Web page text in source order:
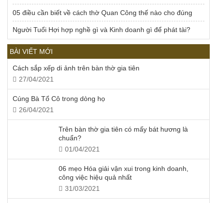
05 điều cần biết về cách thờ Quan Công thế nào cho đúng
Người Tuổi Hợi hợp nghề gì và Kinh doanh gì để phát tài?
BÀI VIẾT MỚI
Cách sắp xếp di ảnh trên bàn thờ gia tiên
27/04/2021
Cúng Bà Tổ Cô trong dòng họ
26/04/2021
Trên bàn thờ gia tiên có mấy bát hương là
chuẩn?
01/04/2021
06 mẹo Hóa giải vận xui trong kinh doanh,
công việc hiệu quả nhất
31/03/2021